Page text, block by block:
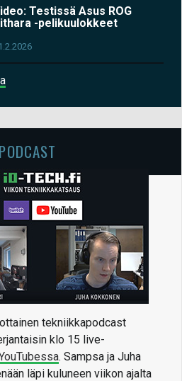
Testissä Asus ROG
-pelikuulokkeet
tekniikkapodcast
klo 15 live-
. Sampsa ja Juha
läpi kuluneen viikon ajalta